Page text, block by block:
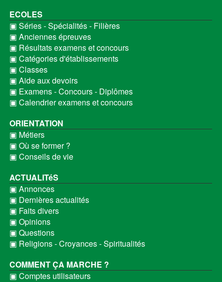
ECOLES
▣ Séries - Spécialités - Filières
▣ Anciennes épreuves
▣ Résultats examens et concours
▣ Catégories d'établissements
▣ Classes
▣ Aide aux devoirs
▣ Examens - Concours - Diplômes
▣ Calendrier examens et concours
ORIENTATION
▣ Métiers
▣ Où se former ?
▣ Conseils de vie
ACTUALITéS
▣ Annonces
▣ Dernières actualités
▣ Faits divers
▣ Opinions
▣ Questions
▣ Religions - Croyances - Spiritualités
COMMENT ÇA MARCHE ?
▣ Comptes utilisateurs